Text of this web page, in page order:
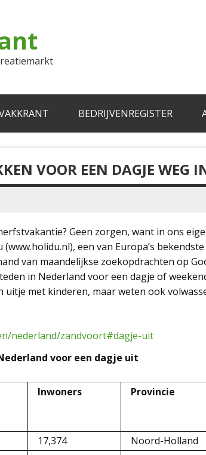
BEDRIJVENREGISTER
VOOR EEN DAGJE WEG
Geen zorgen, want in ons
een van Europa’s
van maandelijkse zoekopdrachten op
in Nederland voor een dagje of
met kinderen, maar weten ook
nederland/zandvoort#dagje-uit
voor een dagje uit
Inwoners Provincie
17,374 Noord-Holland